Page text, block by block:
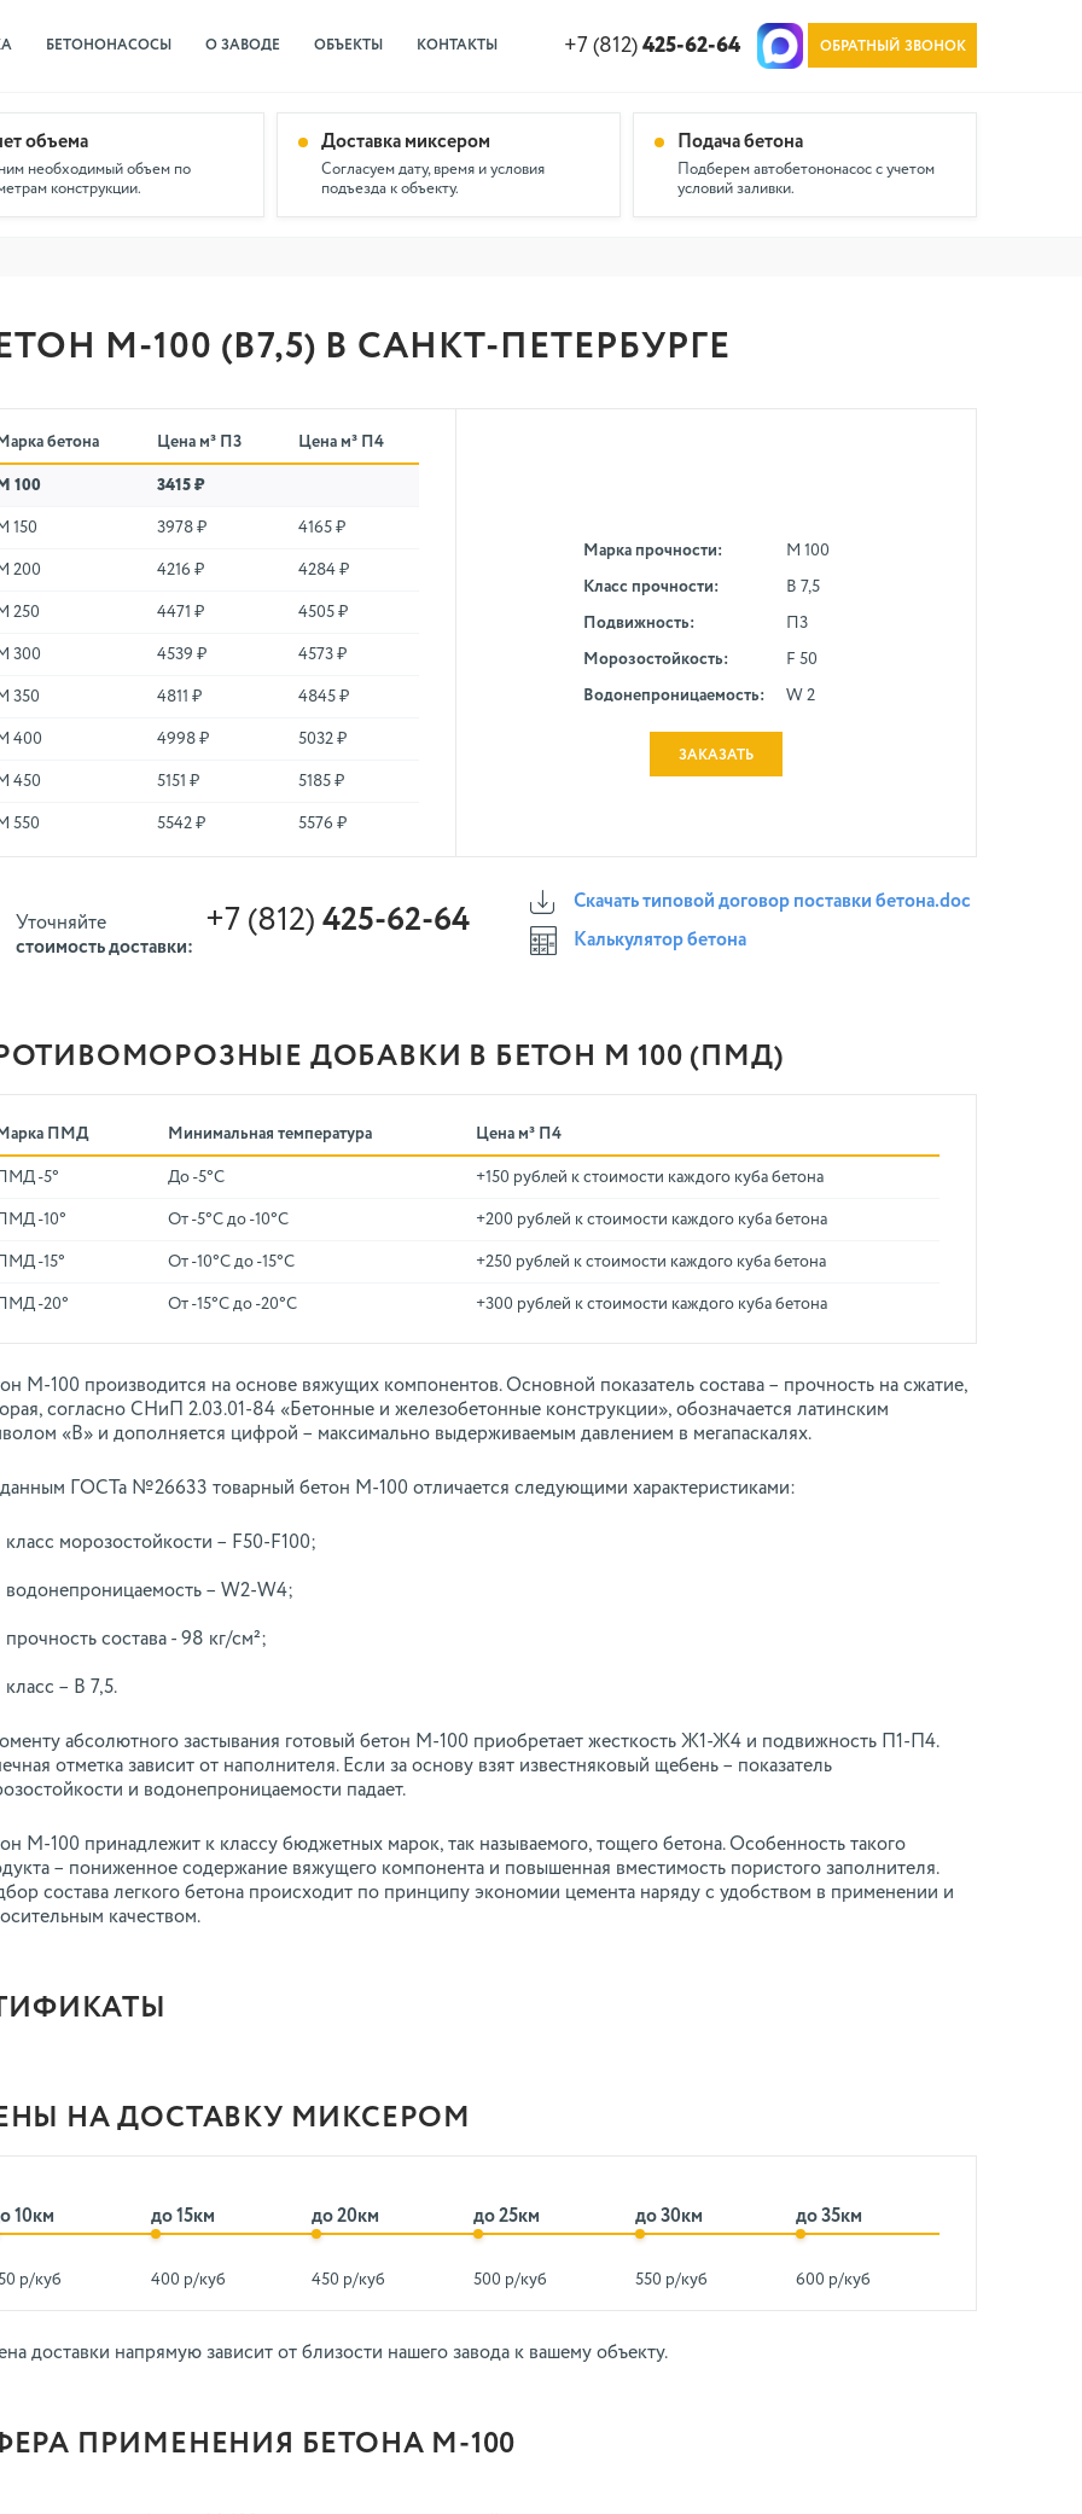
БЕТОНОНАСОСЫ О ЗАВОДЕ ОБЪЕКТЫ КОНТАКТЫ +7 (812) 425-62-64 ОБРАТНЫЙ ЗВОНОК
объема
необходимый объем по
конструкции.
Доставка миксером
Согласуем дату, время и условия
подъезда к объекту.
Подача бетона
Подберем автобетононасос с учетом
условий заливки.
М-100 (В7,5) В САНКТ-ПЕТЕРБУРГЕ
Марка бетона Цена м³ П3 Цена м³ П4
М 100 3415 ₽
150 3978 ₽ 4165 ₽
200 4216 ₽ 4284 ₽
250 4471 ₽ 4505 ₽
300 4539 ₽ 4573 ₽
350 4811 ₽ 4845 ₽
400 4998 ₽ 5032 ₽
450 5151 ₽ 5185 ₽
550 5542 ₽ 5576 ₽
Марка прочности: М 100
Класс прочности: В 7,5
Подвижность: П3
Морозостойкость: F 50
Водонепроницаемость: W 2
ЗАКАЗАТЬ
Уточняйте
стоимость доставки:
+7 (812) 425-62-64
Скачать типовой договор поставки бетона.doc
Калькулятор бетона
ДОБАВКИ В БЕТОН М 100 (ПМД)
Марка ПМД Минимальная температура Цена м³ П4
ПМД -5° До -5°C +150 рублей к стоимости каждого куба бетона
ПМД -10° От -5°C до -10°C +200 рублей к стоимости каждого куба бетона
ПМД -15° От -10°C до -15°C +250 рублей к стоимости каждого куба бетона
ПМД -20° От -15°C до -20°C +300 рублей к стоимости каждого куба бетона
М-100 производится на основе вяжущих компонентов. Основной показатель состава – прочность на сжатие,
согласно СНиП 2.03.01-84 «Бетонные и железобетонные конструкции», обозначается латинским
«B» и дополняется цифрой – максимально выдерживаемым давлением в мегапаскалях.
данным ГОСТа №26633 товарный бетон М-100 отличается следующими характеристиками:
класс морозостойкости – F50-F100;
водонепроницаемость – W2-W4;
прочность состава - 98 кг/см²;
класс – В 7,5.
абсолютного застывания готовый бетон М-100 приобретает жесткость Ж1-Ж4 и подвижность П1-П4.
отметка зависит от наполнителя. Если за основу взят известняковый щебень – показатель
и водонепроницаемости падает.
М-100 принадлежит к классу бюджетных марок, так называемого, тощего бетона. Особенность такого
– пониженное содержание вяжущего компонента и повышенная вместимость пористого заполнителя.
состава легкого бетона происходит по принципу экономии цемента наряду с удобством в применении и
качеством.
НА ДОСТАВКУ МИКСЕРОМ
10км
р/куб
до 15км
400 р/куб
до 20км
450 р/куб
до 25км
500 р/куб
до 30км
550 р/куб
до 35км
600 р/куб
доставки напрямую зависит от близости нашего завода к вашему объекту.
ПРИМЕНЕНИЯ БЕТОНА М-100